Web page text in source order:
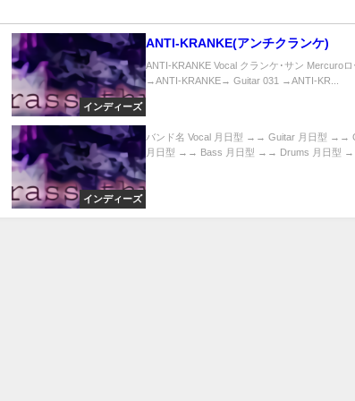
インディーズ
ANTI-KRANKE(アンチクランケ)
ANTI-KRANKE Vocal クランケ･サン Mercuroロ
→ANTI-KRANKE→ Guitar 031 →ANTI-KR...
インディーズ
バンド名 Vocal 月日型 →→ Guitar 月日型 →→
月日型 →→ Bass 月日型 →→ Drums 月日型